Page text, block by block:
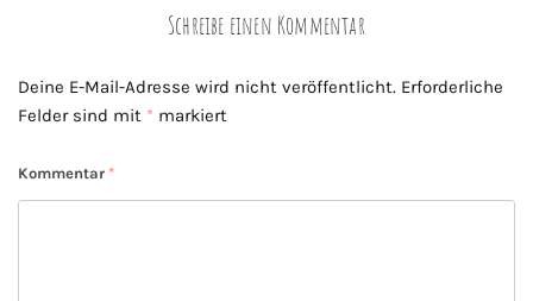
Schreibe einen Kommentar
Deine E-Mail-Adresse wird nicht veröffentlicht. Erforderliche
Felder sind mit * markiert
Kommentar *